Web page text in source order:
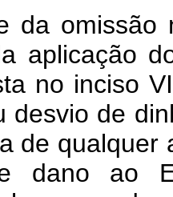
da
aplicação
no inciso
desvio de
de qualquer
dano ao